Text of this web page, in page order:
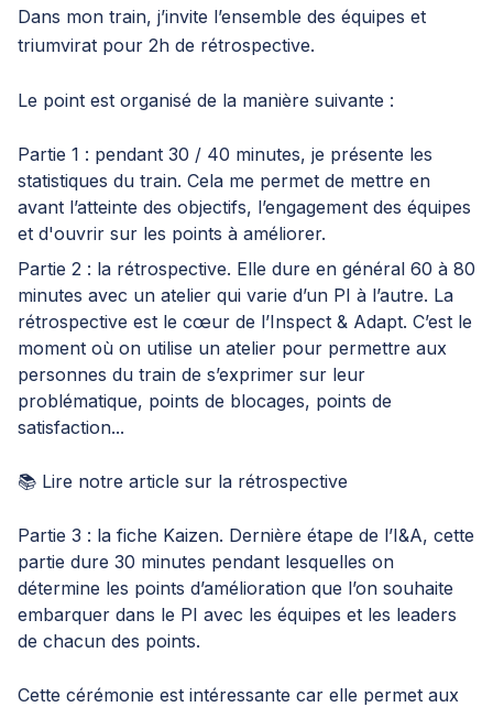
Dans mon train, j’invite l’ensemble des équipes et
triumvirat pour 2h de rétrospective.
Le point est organisé de la manière suivante :
Partie 1 : pendant 30 / 40 minutes, je présente les
statistiques du train. Cela me permet de mettre en
avant l’atteinte des objectifs, l’engagement des équipes
et d'ouvrir sur les points à améliorer.
Partie 2 : la rétrospective. Elle dure en général 60 à 80
minutes avec un atelier qui varie d’un PI à l’autre. La
rétrospective est le cœur de l’Inspect & Adapt. C’est le
moment où on utilise un atelier pour permettre aux
personnes du train de s’exprimer sur leur
problématique, points de blocages, points de
satisfaction...
📚 Lire notre article sur la rétrospective
Partie 3 : la fiche Kaizen. Dernière étape de l’I&A, cette
partie dure 30 minutes pendant lesquelles on
détermine les points d’amélioration que l’on souhaite
embarquer dans le PI avec les équipes et les leaders
de chacun des points.
Cette cérémonie est intéressante car elle permet aux